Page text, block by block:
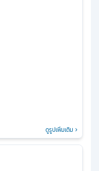
ดูรูปเพิ่มเติม